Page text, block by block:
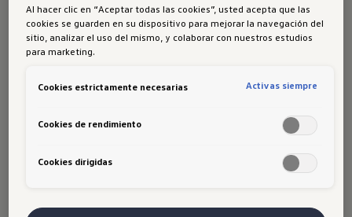
Transporte a los niños de forma práctica y
comodidad y seguridad. Esta silla con
Al hacer clic en “Aceptar todas las cookies”, usted acepta que las
cookies se guarden en su dispositivo para mejorar la navegación del
sitio, analizar el uso del mismo, y colaborar con nuestros estudios
para marketing.
Cookies estrictamente necesarias Activas siempre
Cookies de rendimiento
Cookies dirigidas